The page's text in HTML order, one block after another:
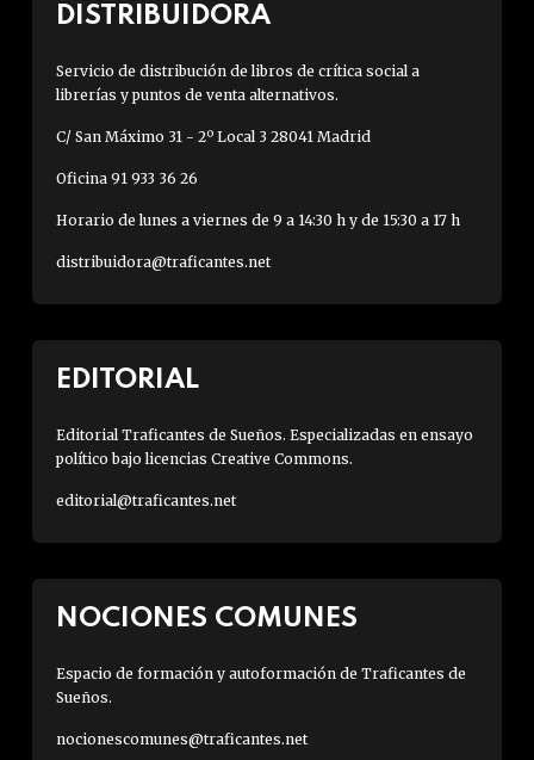
DISTRIBUIDORA
Servicio de distribución de libros de crítica social a
librerías y puntos de venta alternativos.
C/ San Máximo 31 - 2º Local 3 28041 Madrid
Oficina 91 933 36 26
Horario de lunes a viernes de 9 a 14:30 h y de 15:30 a 17 h
distribuidora@traficantes.net
EDITORIAL
Editorial Traficantes de Sueños. Especializadas en ensayo
político bajo licencias Creative Commons.
editorial@traficantes.net
NOCIONES COMUNES
Espacio de formación y autoformación de Traficantes de
Sueños.
nocionescomunes@traficantes.net